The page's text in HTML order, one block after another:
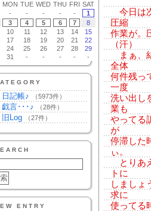
MON TUE WED THU FRI SAT
- - - - -
1
3 4 5 6 7
8
10 11 12 13 14
15
17 18 19 20 21
22
24 25 26 27 28
29
31 - - - - -
日記帳♪ （5973件）
戯言･･･♪ （28件）
旧Log （27件）
ENTRY
今日は
圧縮
作業が。
（汗）
まぁ、
全体
何件残っ
一度
洗い出し
業も
やってる
が
停滞した
ぃ。
とりあ
トに
しましょ
求に
使ってる